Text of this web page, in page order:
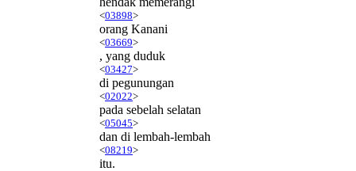
<03898>
orang Kanani
<03669>
, yang duduk
<03427>
di pegunungan
<02022>
pada sebelah selatan
<05045>
dan di lembah-lembah
<08219>
itu.